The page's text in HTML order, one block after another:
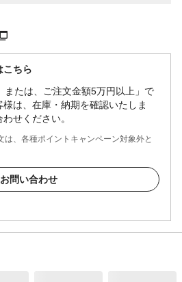
こちら
または、ご注文金額5万円以上」で
は、在庫・納期を確認いたしま
せください。
、各種ポイントキャンペーン対象外と
お問い合わせ